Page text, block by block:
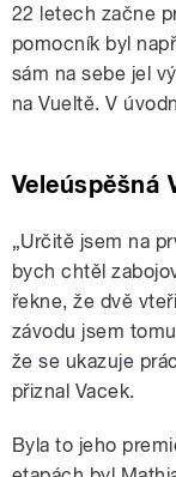
22 letech začne
pomocník byl
sám na sebe jel
na Vueltě. V
Veleúspěšná
„Určitě jsem na
bych chtěl
řekne, že dvě
závodu jsem
že se ukazuje
přiznal Vacek.
Byla to jeho